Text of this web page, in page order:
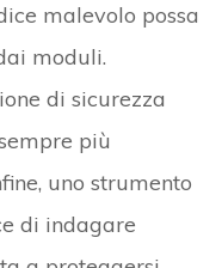
malevolo possa
moduli.
di sicurezza
più
uno strumento
di indagare